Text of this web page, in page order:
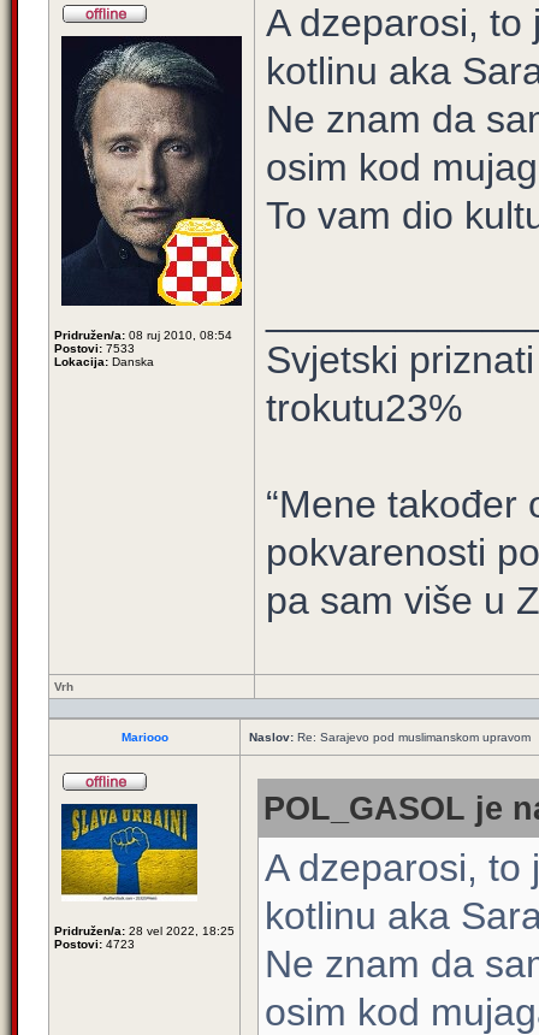
Pridružen/a: 08 ruj 2010, 08:54
Postovi: 7533
Lokacija: Danska
A dzeparosi, to
kotlinu aka
Ne znam da
osim kod
To vam dio
Svjetski
trokutu23%
“Mene također
pokvarenosti
pa sam više u
Vrh
Mariooo Naslov: Re: Sarajevo pod muslimanskom upravom
Pridružen/a: 28 vel 2022, 18:25
Postovi: 4723
POL_GASOL je
A dzeparosi, to
kotlinu aka
Ne znam da
osim kod